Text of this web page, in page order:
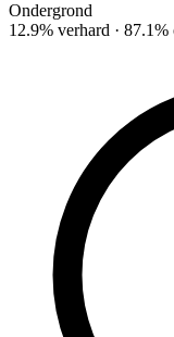
Ondergrond
12.9% verhard · 87.1%